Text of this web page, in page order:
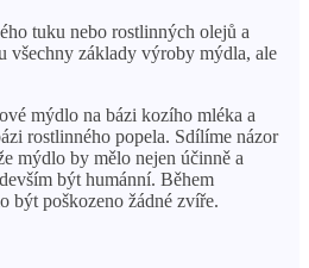
tuku nebo rostlinných olejů a
všechny základy výroby mýdla, ale
mýdlo na bázi kozího mléka a
rostlinného popela. Sdílíme názor
mýdlo by mělo nejen účinně a
být humánní. Během
být poškozeno žádné zvíře.